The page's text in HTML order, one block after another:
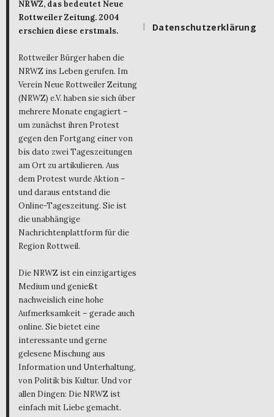
NRWZ, das bedeutet Neue
Rottweiler Zeitung. 2004
erschien diese erstmals.
Rottweiler Bürger haben die
NRWZ ins Leben gerufen. Im
Verein Neue Rottweiler Zeitung
(NRWZ) e.V. haben sie sich über
mehrere Monate engagiert –
um zunächst ihren Protest
gegen den Fortgang einer von
bis dato zwei Tageszeitungen
am Ort zu artikulieren. Aus
dem Protest wurde Aktion –
und daraus entstand die
Online-Tageszeitung. Sie ist
die unabhängige
Nachrichtenplattform für die
Region Rottweil.
Die NRWZ ist ein einzigartiges
Medium und genießt
nachweislich eine hohe
Aufmerksamkeit – gerade auch
online. Sie bietet eine
interessante und gerne
gelesene Mischung aus
Information und Unterhaltung,
von Politik bis Kultur. Und vor
allen Dingen: Die NRWZ ist
einfach mit Liebe gemacht.
Datenschutzerklärung